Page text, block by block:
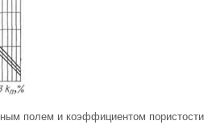
полем и коэффициентом пористости